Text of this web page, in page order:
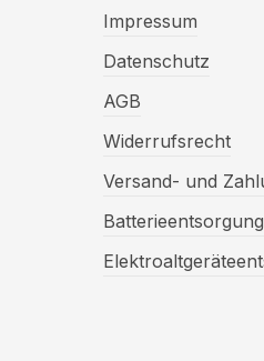
Impressum
Datenschutz
AGB
Widerrufsrecht
Versand- und
Batterieentsorgung